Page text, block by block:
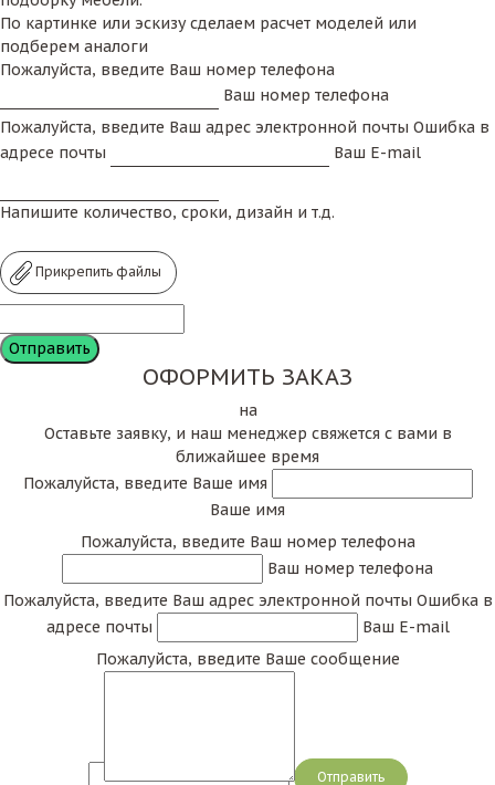
По картинке или эскизу сделаем расчет моделей или
подберем аналоги
Пожалуйста, введите Ваш номер телефона
Ваш номер телефона
Пожалуйста, введите Ваш адрес электронной почты Ошибка в
адресе почты
Ваш E-mail
Напишите количество, сроки, дизайн и т.д.
Прикрепить файлы
ОФОРМИТЬ ЗАКАЗ
на
Оставьте заявку, и наш менеджер свяжется с вами в
ближайшее время
Пожалуйста, введите Ваше имя
Ваше имя
Пожалуйста, введите Ваш номер телефона
Ваш номер телефона
Пожалуйста, введите Ваш адрес электронной почты Ошибка в
адресе почты
Ваш E-mail
Пожалуйста, введите Ваше сообщение
Сообщение